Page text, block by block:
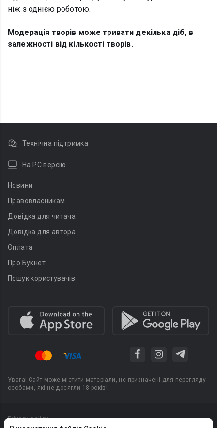
ніж з однією роботою.
Модерація творів може тривати декілька діб, в
залежності від кількості творів.
Технічна підтримка
На PC версію
Новини
Правовласникам
Довідка для читача
Довідка для автора
Оплата
Про Букнет
Пошук користувачів
Увага! Сайт може містити матеріали, не призначені для перегляду
особами, які не досягли 18 років!
Privacy policy